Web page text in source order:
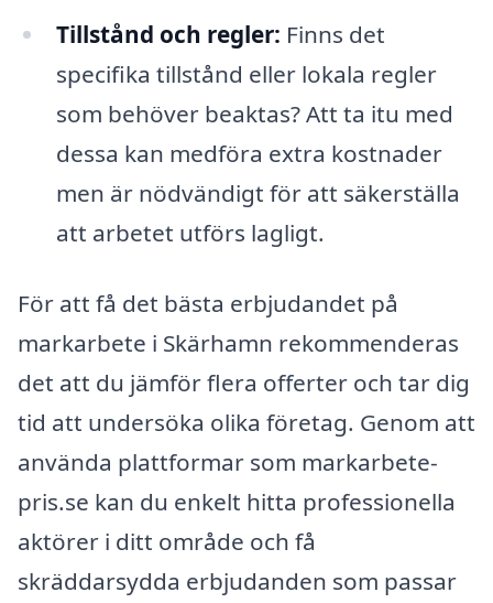
Tillstånd och regler: Finns det
specifika tillstånd eller lokala regler
som behöver beaktas? Att ta itu med
dessa kan medföra extra kostnader
men är nödvändigt för att säkerställa
att arbetet utförs lagligt.
För att få det bästa erbjudandet på
markarbete i Skärhamn rekommenderas
det att du jämför flera offerter och tar dig
tid att undersöka olika företag. Genom att
använda plattformar som markarbete-
pris.se kan du enkelt hitta professionella
aktörer i ditt område och få
skräddarsydda erbjudanden som passar